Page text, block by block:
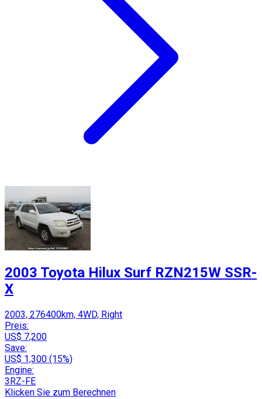
2003 Toyota Hilux Surf RZN215W SSR-
X
2003, 276400km, 4WD, Right
Preis:
US$ 7,200
Save:
US$ 1,300 (15%)
Engine:
3RZ-FE
Klicken Sie zum Berechnen